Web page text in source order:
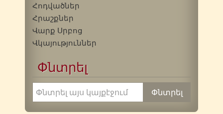
Հոդվածներ
Հրաշքներ
Վարք Սրբոց
Վկայություններ
Փնտրել